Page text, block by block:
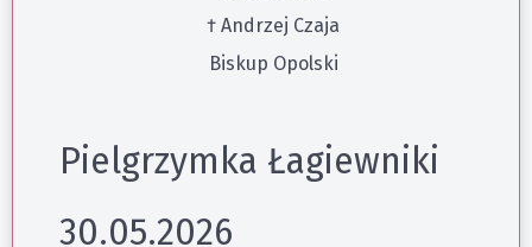
† Andrzej Czaja
Biskup Opolski
Pielgrzymka Łagiewniki
30.05.2026